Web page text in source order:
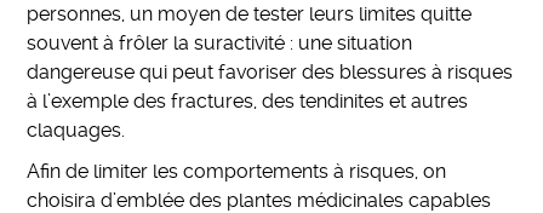
personnes, un moyen de tester leurs limites quitte
souvent à frôler la suractivité : une situation
dangereuse qui peut favoriser des blessures à risques
à l’exemple des fractures, des tendinites et autres
claquages.
Afin de limiter les comportements à risques, on
choisira d’emblée des plantes médicinales capables